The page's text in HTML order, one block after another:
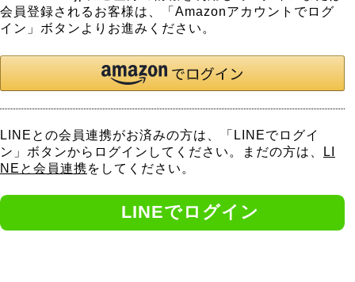
会員登録されるお客様は、「Amazonアカウントでログ
イン」ボタンよりお進みください。
LINEとの会員連携がお済みの方は、「LINEでログイ
ン」ボタンからログインしてください。まだの方は、
LI
NEと会員連携をしてください。